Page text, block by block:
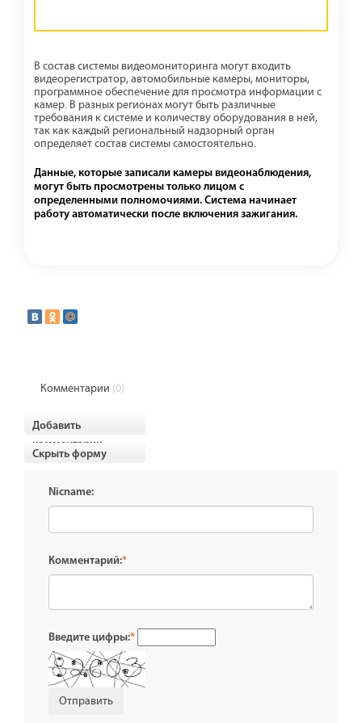
В состав системы видеомониторинга могут входить
видеорегистратор, автомобильные камеры, мониторы,
программное обеспечение для просмотра информации с
камер. В разных регионах могут быть различные
требования к системе и количеству оборудования в ней,
так как каждый региональный надзорный орган
определяет состав системы самостоятельно.
Данные, которые записали камеры видеонаблюдения,
могут быть просмотрены только лицом с
определенными полномочиями. Система начинает
работу автоматически после включения зажигания.
Комментарии (0)
Добавить
комментарии
Скрыть форму
Nicname:
Комментарий:*
Введите цифры:*